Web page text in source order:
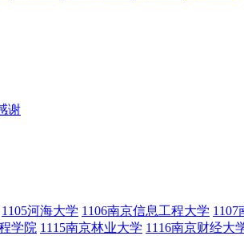
谢
1105河海大学 1106南京信息工程大学 1107
学院 1115南京林业大学 1116南京财经大